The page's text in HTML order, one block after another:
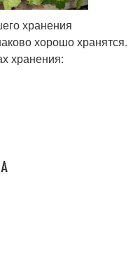
хранения
хорошо хранятся.
хранения: